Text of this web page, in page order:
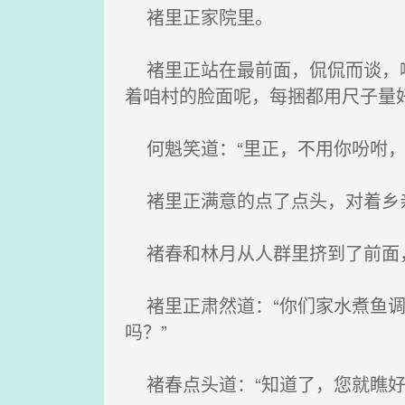
褚里正家院里。
褚里正站在最前面，侃侃而谈，
着咱村的脸面呢，每捆都用尺子
何魁笑道：“里正，不用你吩咐
褚里正满意的点了点头，对着乡
褚春和林月从人群里挤到了前面
褚里正肃然道：“你们家水煮鱼
吗？”
褚春点头道：“知道了，您就瞧